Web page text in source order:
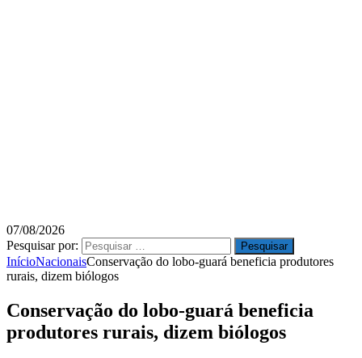
07/08/2026
Pesquisar por:
InícioNacionaisConservação do lobo-guará beneficia produtores
rurais, dizem biólogos
Conservação do lobo-guará beneficia
produtores rurais, dizem biólogos